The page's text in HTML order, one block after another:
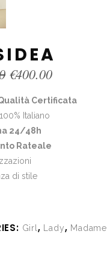
Original
was:
€1,050.00.
€400.00Current
is:
Certificata
Italiano
24/48h
Rateale
di stile
Girl , Lady, Madame